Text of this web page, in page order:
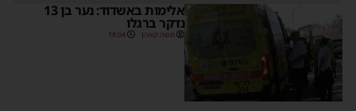
אלימות באשדוד: נער בן 13
נדקר ברגלו
משה קאהן 18:04